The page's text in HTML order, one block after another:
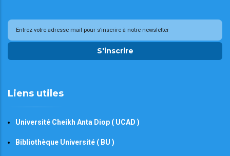
S'inscrire
Liens utiles
Université Cheikh Anta Diop ( UCAD )
Bibliothèque Université ( BU )